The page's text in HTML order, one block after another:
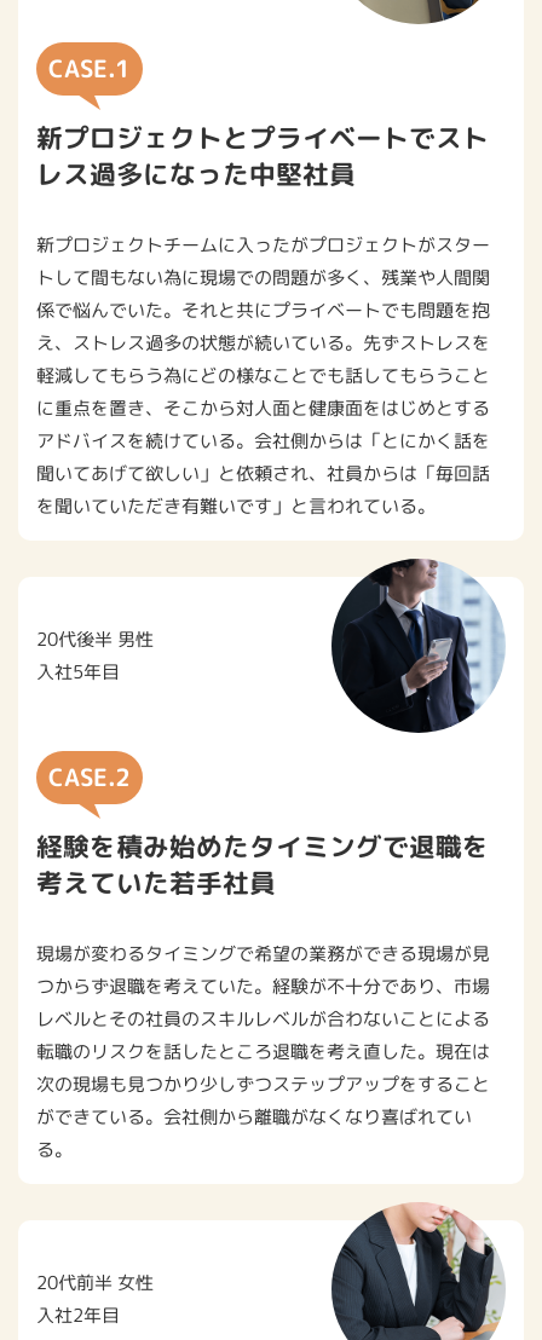
CASE.1
新プロジェクトとプライベートでスト
レス過多になった中堅社員
新プロジェクトチームに⼊ったがプロジェクトがスター
トして間もない為に現場での問題が多く、残業や⼈間関
係で悩んでいた。それと共にプライベートでも問題を抱
え、ストレス過多の状態が続いている。先ずストレスを
軽減してもらう為にどの様なことでも話してもらうこと
に重点を置き、そこから対⼈⾯と健康⾯をはじめとする
アドバイスを続けている。会社側からは「とにかく話を
聞いてあげて欲しい」と依頼され、社員からは「毎回話
を聞いていただき有難いです」と⾔われている。
20代後半 男性
⼊社5年⽬
CASE.2
経験を積み始めたタイミングで退職を
考えていた若手社員
現場が変わるタイミングで希望の業務ができる現場が⾒
つからず退職を考えていた。経験が不⼗分であり、市場
レベルとその社員のスキルレベルが合わないことによる
転職のリスクを話したところ退職を考え直した。現在は
次の現場も⾒つかり少しずつステップアップをすること
ができている。会社側から離職がなくなり喜ばれてい
る。
20代前半 ⼥性
⼊社2年⽬